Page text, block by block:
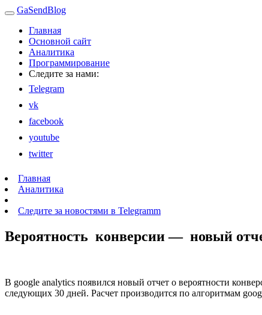
GaSendBlog
Главная
Основной сайт
Аналитика
Программирование
Следите за нами:
Telegram
vk
facebook
youtube
twitter
Главная
Аналитика
Следите за новостями в Telegramm
Вероятность конверсии — новый
В google analytics появился новый отчет о вероятности
следующих 30 дней. Расчет производится по алгоритмам